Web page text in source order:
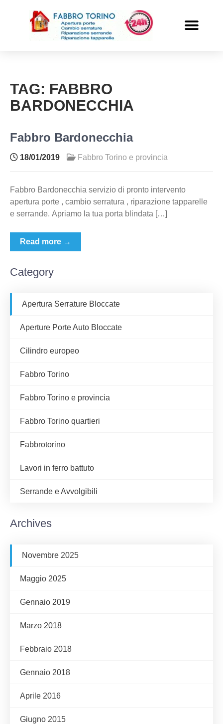
TAG: FABBRO
BARDONECCHIA
Fabbro Bardonecchia
18/01/2019 Fabbro Torino e provincia
Fabbro Bardonecchia servizio di pronto intervento
apertura porte , cambio serratura , riparazione tapparelle
e serrande. Apriamo la tua porta blindata […]
Read more →
Category
Apertura Serrature Bloccate
Aperture Porte Auto Bloccate
Cilindro europeo
Fabbro Torino
Fabbro Torino e provincia
Fabbro Torino quartieri
Fabbrotorino
Lavori in ferro battuto
Serrande e Avvolgibili
Archives
Novembre 2025
Maggio 2025
Gennaio 2019
Marzo 2018
Febbraio 2018
Gennaio 2018
Aprile 2016
Giugno 2015